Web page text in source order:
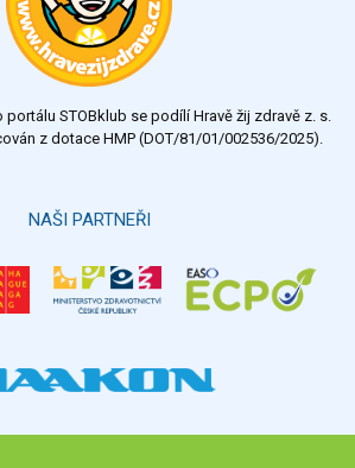
Všechny ankety
STOBklub se podílí Hravě žij zdravě z. s.
z dotace HMP (DOT/81/01/002536/2025).
NAŠI PARTNEŘI